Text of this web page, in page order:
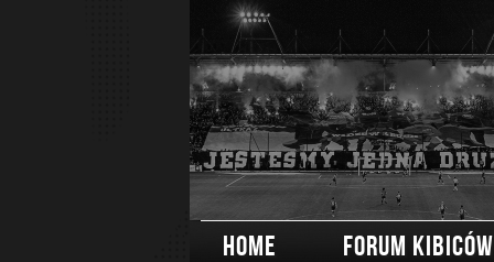
HOME FORUM KIBICÓW